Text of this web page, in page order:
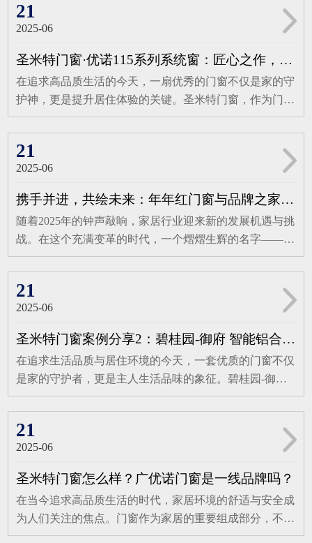
21
2025-06
圣米特门窗·优诺115系列系统窗：匠心之作，定义高端居住新标准
在追求高品质生活的今天，一扇优秀的门窗不仅是家的守
护神，更是提升居住体验的关键。圣米特门窗，作为门窗
行业的佼佼者，匠心推出优诺115系列-6腔体结构恒温系
统窗，以卓越的产品优势与性能，重新定义了高端居住的
新标准。匠心选材，品质卓越圣米特115系列系统窗采用
国标A00铝锭6063-T5材质，其高强度与优异的抗腐蚀性，
确保了门窗的稳固与耐用。表面处理选用嘉多彩粉末，经
过特殊工艺处理，能够耐候十年不褪色，保持门窗的持久
美观。隔热条则选用国标PA66多腔体隔热条，不仅有效
隔绝室内外温差，更提升了门窗的整体稳固性。精密设
畅。主框规格达到115mmX30mm，窗框齐平，标配斜边压
不同家居风格的搭配需求。外色提供咖啡、灰色两种选
择，内色则更为丰富，包括咖啡、黑晶石、灰色、钻石
黑、氟碳灰、珐琅白，满足业主对个性化色彩的追求。卓
季，也能有效保持室内温度，减少...
21
2025-06
携手并进，共绘未来：年年红门窗与品牌之家战略合作开启新篇章
随着2025年的钟声敲响，家居行业迎来新的发展机遇与挑
战。在这个充满变革的时代，一个熠熠生辉的名字——年
年红门窗，携手品牌之家，共同宣布达成战略合作。这一
合作不仅标志着双方将在品牌推广、市场拓展、客户服务
等多个领域展开深度合作，更预示着年年红门窗将在新的
征程上，以更加坚定的步伐，绘制品牌发展的新蓝图。年
年红门窗，自1999年品牌诞生以来，便以其卓越的品质和
精湛的设计，赢得了市场的广泛赞誉。历经26年的砥砺深
耕，年年红门窗已从一颗行业新星，成长为引领潮流的领
军者。其精准定位中高端市场，专注于钛镁铝合金智能门
窗的铝门窗生产基地，创新与工艺在此碰撞出璀璨火花，
红门窗的产品阵容强大，涵盖各类门窗及阳光房，无论是
追求精致生活的都市家庭，还是崇尚优雅格调的别墅业
主，都能在这里找到契合需求的理想之选。品牌深知每位
21
2025-06
圣米特门窗案例分享2：碧桂园-御府 智能铝合金窗典范之作
在追求生活品质与居住环境的今天，一套优质的门窗不仅
是家的守护者，更是主人生活品味的象征。碧桂园-御
府，作为城市中的高端住宅典范，其每一处细节都彰显着
不凡与精致。圣米特门窗携手碧桂园-御府吴总，共同打
造了一处集大气、优雅与智能于一体的铝合金窗案例，再
次展现了圣米特门窗在高端门窗领域的卓越实力。碧桂
园-御府吴总的家，每一处装修都透露着独特的大气与优
雅，而窗户的选择更是点睛之笔。圣米特门窗为其量身定
制了125系列断桥窗纱一体平开窗，这款窗型不仅完美契
合了碧桂园-御府的高端定位，更将家的风格与主人的品
21
2025-06
圣米特门窗怎么样？广优诺门窗是一线品牌吗？
在当今追求高品质生活的时代，家居环境的舒适与安全成
为人们关注的焦点。门窗作为家居的重要组成部分，不仅
承担着遮风挡雨、隔热隔音的基础功能，更直接影响着家